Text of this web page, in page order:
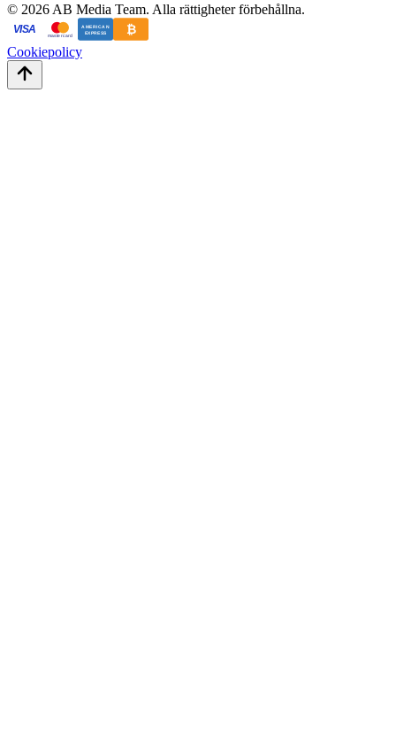
© 2026 AB Media Team. Alla rättigheter förbehållna.
VISA
mastercard
AMERICAN
EXPRESS
₿
Cookiepolicy